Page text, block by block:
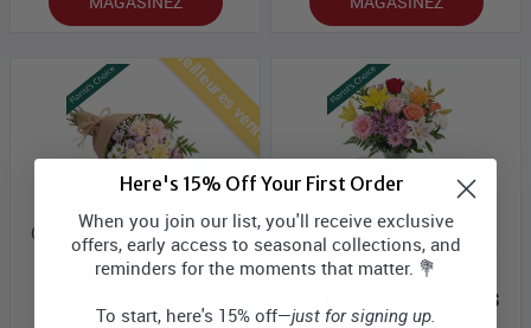
Meilleures ventes
Choix du designer - couleurs
pastel
Prix Bloomex: 49,99 $
Bouquet de luxe - choix du
designer avec vase, carte et
truffes
69,99 $
Here's 15% Off Your First Order
When you join our list, you'll receive exclusive
offers, early access to seasonal collections, and
reminders for the moments that matter. 💐
To start, here's 15% off—just for signing up.